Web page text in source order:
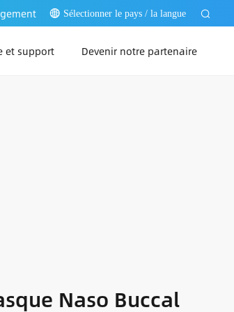
Sélectionner le pays / la langue
et support Devenir notre partenaire
Naso Buccal